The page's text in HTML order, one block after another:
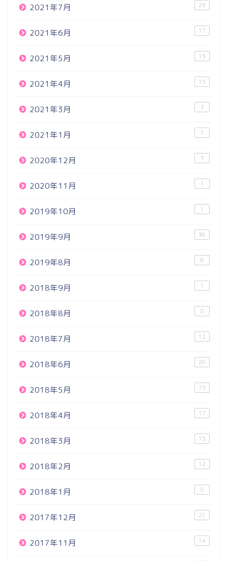
2021年7月 29
2021年6月 17
2021年5月 13
2021年4月 15
2021年3月 2
2021年1月 1
2020年12月 3
2020年11月 1
2019年10月 1
2019年9月 36
2019年8月 6
2018年9月 1
2018年8月 8
2018年7月 12
2018年6月 20
2018年5月 15
2018年4月 17
2018年3月 15
2018年2月 12
2018年1月 8
2017年12月 21
2017年11月 14